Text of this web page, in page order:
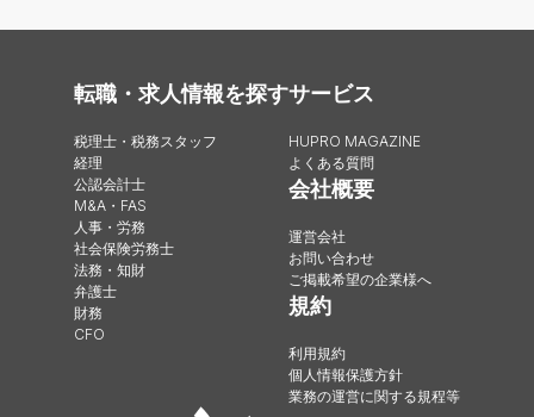
転職・求人情報を探す
税理士・税務スタッフ
経理
公認会計士
M&A・FAS
人事・労務
社会保険労務士
法務・知財
弁護士
財務
CFO
サービス
HUPRO MAGAZINE
よくある質問
会社概要
運営会社
お問い合わせ
ご掲載希望の企業様へ
規約
利用規約
個人情報保護方針
業務の運営に関する規程等